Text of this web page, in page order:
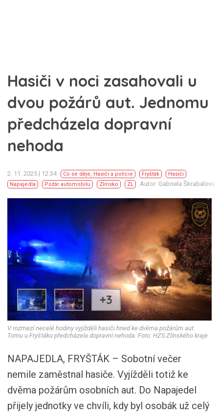
Hasiči v noci zasahovali u
dvou požárů aut. Jednomu
předcházela dopravní
nehoda
2. 11. 2025 | 12:34 Co se děje, Hasiči a policie Fryšták
Hasiči
Napajedla
Požár automobilu Zlínsko ZL Autor: Gabriela Škrabalová
+3
V rozmezí necelé hodiny vyjížděli hasiči hned ke dvěma požárům aut.
Tomu u Fryštáku předcházela dopravní nehoda. Foto: HZS Zlínského kraje
NAPAJEDLA, FRYŠTÁK – Sobotní večer
nemile zaměstnal hasiče. Vyjížděli totiž ke
dvěma požárům osobních aut. Do Napajedel
přijely jednotky ve chvíli, kdy byl osobák už celý